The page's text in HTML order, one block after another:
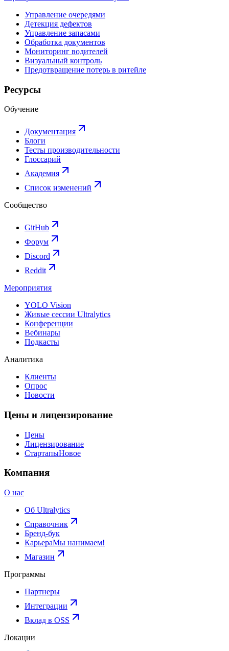
Управление очередями
Детекция дефектов
Управление запасами
Обработка документов
Мониторинг водителей
Визуальный контроль
Предотвращение потерь в ритейле
Ресурсы
Обучение
Документация
Блоги
Тесты производительности
Глоссарий
Академия
Список изменений
Сообщество
GitHub
Форум
Discord
Reddit
Мероприятия
YOLO Vision
Живые сессии Ultralytics
Конференции
Вебинары
Подкасты
Аналитика
Клиенты
Опрос
Новости
Цены и лицензирование
Цены
Лицензирование
СтартапыНовое
Компания
О нас
Об Ultralytics
Справочник
Бренд-бук
КарьераМы нанимаем!
Магазин
Программы
Партнеры
Интеграции
Вклад в OSS
Локации